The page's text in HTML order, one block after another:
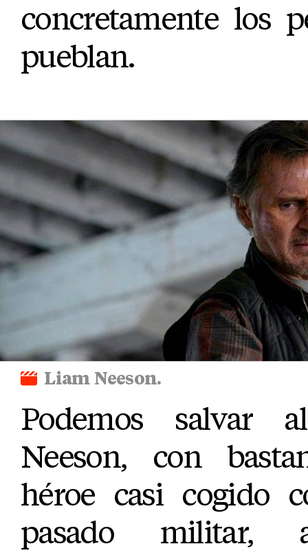
concretamente los
pueblan.
Liam Neeson.
Podemos salvar
Neeson, con
héroe casi cogido
pasado